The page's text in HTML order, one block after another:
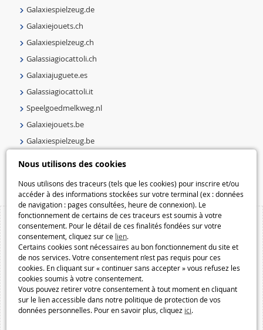
Nous utilisons des cookies
Nous utilisons des traceurs (tels que les cookies) pour inscrire et/ou
accéder à des informations stockées sur votre terminal (ex : données
de navigation : pages consultées, heure de connexion). Le
fonctionnement de certains de ces traceurs est soumis à votre
consentement. Pour le détail de ces finalités fondées sur votre
consentement, cliquez sur ce lien.
Certains cookies sont nécessaires au bon fonctionnement du site et
de nos services. Votre consentement n’est pas requis pour ces
cookies. En cliquant sur « continuer sans accepter » vous refusez les
cookies soumis à votre consentement.
Vous pouvez retirer votre consentement à tout moment en cliquant
sur le lien accessible dans notre politique de protection de vos
données personnelles. Pour en savoir plus, cliquez ici.
Galaxiespielzeug.de
Galaxiejouets.ch
Galaxiespielzeug.ch
Galassiagiocattoli.ch
Galaxiajuguete.es
Galassiagiocattoli.it
Speelgoedmelkweg.nl
Galaxiejouets.be
Galaxiespielzeug.be